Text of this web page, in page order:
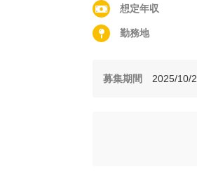
想定年収
勤務地
募集期間 2025/10/